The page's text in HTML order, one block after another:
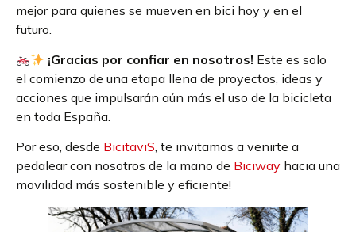
mejor para quienes se mueven en bici hoy y en el
futuro.
¡Gracias por confiar en nosotros! Este es solo
el comienzo de una etapa llena de proyectos, ideas y
acciones que impulsarán aún más el uso de la bicicleta
en toda España.
Por eso, desde BicitaviS, te invitamos a venirte a
pedalear con nosotros de la mano de Biciway hacia una
movilidad más sostenible y eficiente!